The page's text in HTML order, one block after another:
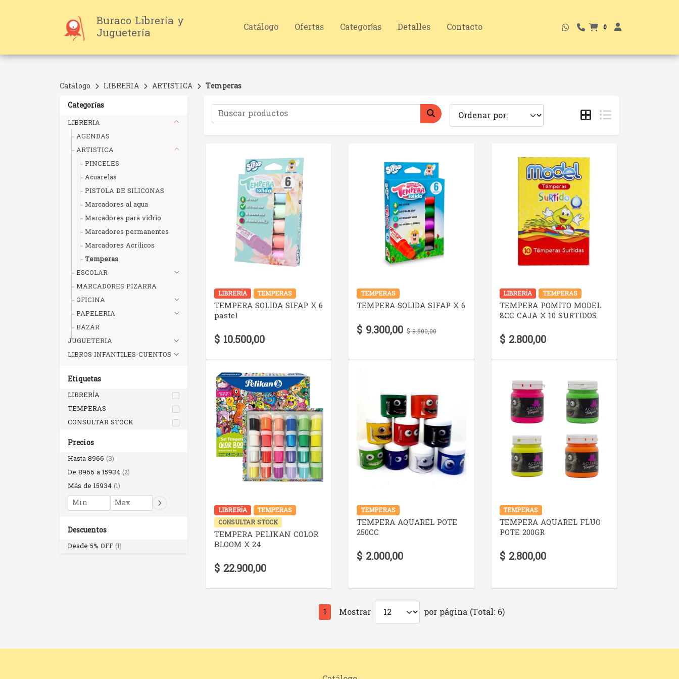
Buraco Librería y
Juguetería Catálogo Ofertas Categorías Detalles Contacto 0
Catálogo LIBRERIA ARTISTICA
Temperas
Categorías
LIBRERIA
AGENDAS
ARTISTICA
PINCELES
Acuarelas
PISTOLA DE SILICONAS
Marcadores al agua
Marcadores para vidrio
Marcadores permanentes
Marcadores Acrílicos
Temperas
ESCOLAR
MARCADORES PIZARRA
OFICINA
PAPELERIA
BAZAR
JUGUETERIA
LIBROS INFANTILES-CUENTOS
Etiquetas
LIBRERÍA
TEMPERAS
CONSULTAR STOCK
Precios
Hasta 8966 (3)
De 8966 a 15934(2)
Más de 15934(1)
Descuentos
Desde 5% OFF(1)
LIBRERÍA TEMPERAS
TEMPERA SOLIDA SIFAP X 6
pastel
$ 10.500,00
VER DETALLE
TEMPERAS
TEMPERA SOLIDA SIFAP X 6
$ 9.300,00$ 9.800,00
VER DETALLE
LIBRERÍA TEMPERAS
TEMPERA POMITO MODEL
8CC CAJA X 10 SURTIDOS
$ 2.800,00
VER DETALLE
LIBRERÍA
TEMPERAS
CONSULTAR STOCK
TEMPERA PELIKAN COLOR
BLOOM X 24
$ 22.900,00
TEMPERAS
TEMPERA AQUAREL POTE
250CC
$ 2.000,00
TEMPERAS
TEMPERA AQUAREL FLUO
POTE 200GR
$ 2.800,00
1 Mostrar por página (Total: 6)